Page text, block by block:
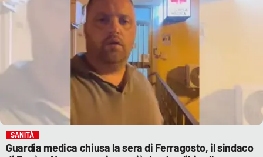
SANITÀ
Guardia medica chiusa la sera di Ferragosto, il sindaco